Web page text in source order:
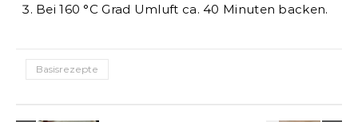
Bei 160 °C Grad Umluft ca. 40 Minuten backen.
Basisrezepte